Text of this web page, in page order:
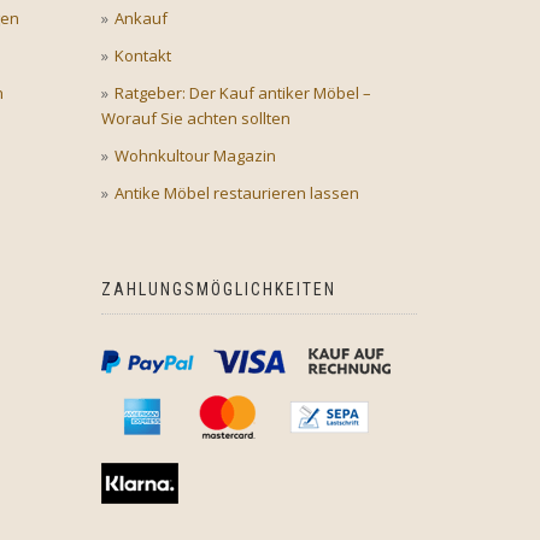
Ankauf
Kontakt
Ratgeber: Der Kauf antiker Möbel –
Worauf Sie achten sollten
Wohnkultour Magazin
Antike Möbel restaurieren lassen
ZAHLUNGSMÖGLICHKEITEN